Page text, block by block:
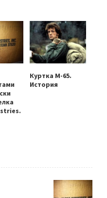
Куртка M-65.
История